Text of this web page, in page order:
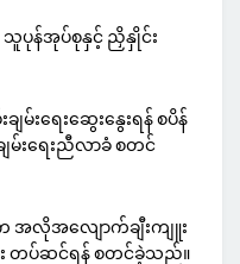
ပုန်အုပ်စုနှင့် ညှိနှိုင်း
မ်းရေးဆွေးနွေးရန် စပိန်
မ်းရေးညီလာခံ စတင်
အလိုအလျောက်ချီးကျူး
တပ်ဆင်ရန် စတင်ခဲ့သည်။